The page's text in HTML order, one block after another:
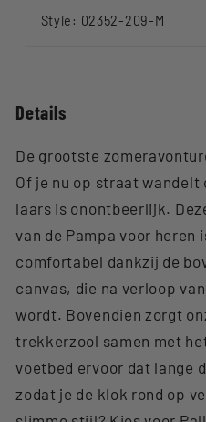
Style: 02352-209-M
Details
De grootste
Of je nu op straat
laars is onontbeerlijk.
van de Pampa voor heren
comfortabel dankzij de
canvas, die na verloop
wordt. Bovendien zorgt
trekkerzool samen met
voetbed ervoor dat lange
zodat je de klok rond op